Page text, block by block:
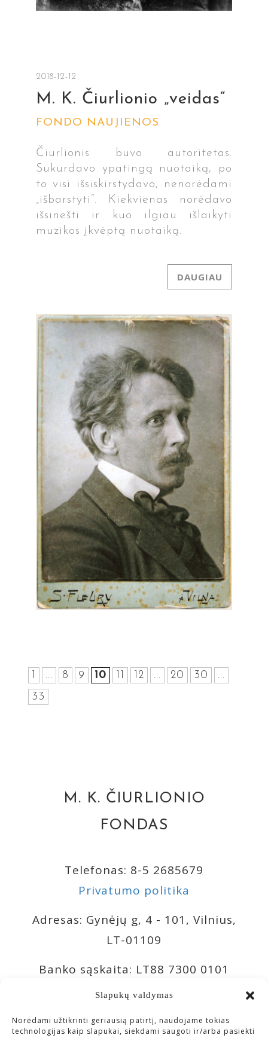
Slapukų valdymas
Norėdami užtikrinti geriausią patirtį, naudojame tokias
technologijas kaip slapukai, siekdami saugoti ir/arba pasiekti
2018-12-12
M. K. Čiurlionio „veidas“
FONDO NAUJIENOS
Čiurlionis buvo autoritetas.
Sukurdavo ypatingą nuotaiką, po
to visi išsiskirstydavo, nenorėdami
„išbarstyti“. Kiekvienas norėdavo
išsinešti ir kuo ilgiau išlaikyti
muzikos įkvėptą nuotaiką.
DAUGIAU
1 ... 8 9 10 11 12 ... 20 30
...
33
M. K. ČIURLIONIO
FONDAS
Telefonas: 8-5 2685679
Privatumo politika
Adresas: Gynėjų g, 4 - 101, Vilnius,
LT-01109
Banko sąskaita: LT88 7300 0101
9943 0957, Swedbank 73000
Banko sąskaita: LT04 4010 0510